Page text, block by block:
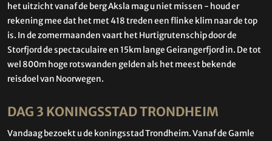
het uitzicht vanaf de berg Aksla mag u niet missen - houd er
rekening mee dat het met 418 treden een flinke klim naar de top
is. In de zomermaanden vaart het Hurtigrutenschip door de
Storfjord de spectaculaire en 15km lange Geirangerfjord in. De tot
wel 800m hoge rotswanden gelden als het meest bekende
reisdoel van Noorwegen.
DAG 3 KONINGSSTAD TRONDHEIM
Vandaag bezoekt u de koningsstad Trondheim. Vanaf de Gamle